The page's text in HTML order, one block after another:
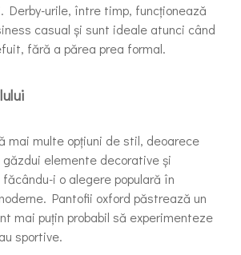
urile, între timp, funcționează
casual și sunt ideale atunci când
fără a părea prea formal.
mai multe opțiuni de stil, deoarece
elemente decorative și
i o alegere populară în
Pantofii oxford păstrează un
mai puțin probabil să experimenteze
sportive.